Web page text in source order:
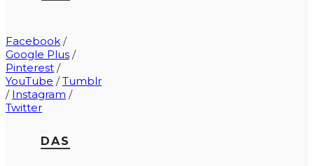
Facebook /
Google Plus /
Pinterest /
YouTube /Tumblr
/ Instagram /
Twitter
DAS